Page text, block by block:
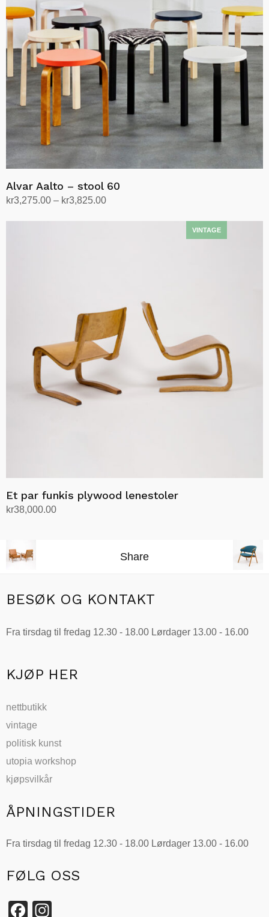
Alvar Aalto – stool 60
kr3,275.00 – kr3,825.00Prisområde:
Dette
produktsiden
Et par funkis plywood lenestoler
kr38,000.00
Share
BESØK OG KONTAKT
Fra tirsdag til fredag 12.30 - 18.00 Lørdager 13.00 - 16.00
KJØP HER
nettbutikk
vintage
politisk kunst
utopia workshop
kjøpsvilkår
ÅPNINGSTIDER
Fra tirsdag til fredag 12.30 - 18.00 Lørdager 13.00 - 16.00
FØLG OSS
Facebook